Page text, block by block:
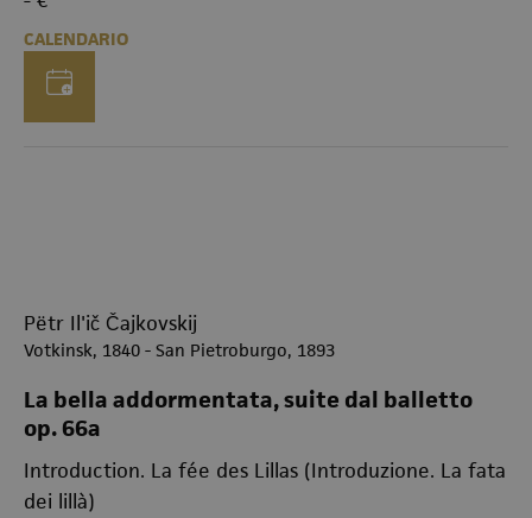
CALENDARIO
Pëtr Il'ič Čajkovskij
Votkinsk, 1840 - San Pietroburgo, 1893
La bella addormentata, suite dal balletto
op. 66a
Introduction. La fée des Lillas (Introduzione. La fata
dei lillà)